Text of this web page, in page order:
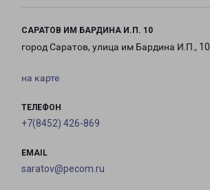
САРАТОВ ИМ БАРДИНА И.П. 10
город Саратов, улица им Бардина И.П., 10
на карте
ТЕЛЕФОН
+7(8452) 426-869
EMAIL
saratov@pecom.ru